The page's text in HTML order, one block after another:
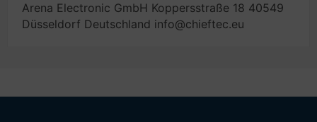
Arena Electronic GmbH Koppersstraße 18 40549
Düsseldorf Deutschland info@chieftec.eu